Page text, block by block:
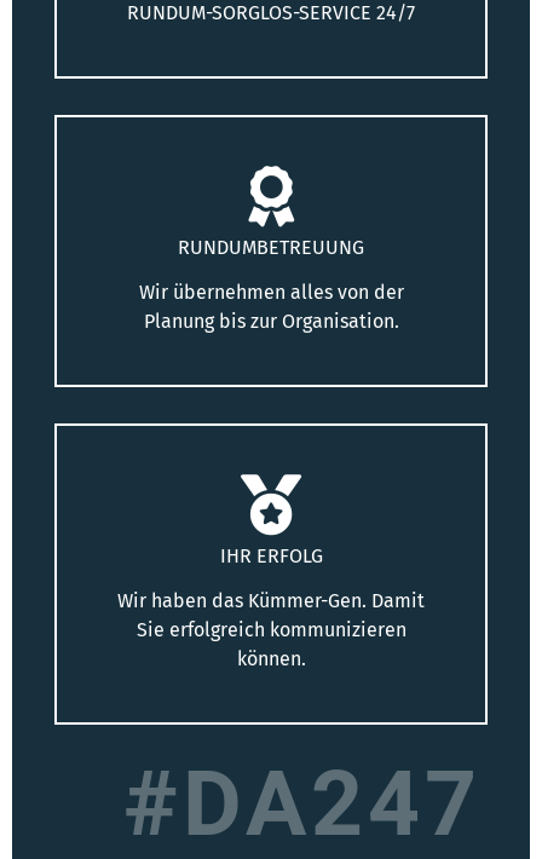
RUNDUM-SORGLOS-SERVICE 24/7
RUNDUMBETREUUNG
Wir übernehmen alles von der
Planung bis zur Organisation.
IHR ERFOLG
Wir haben das Kümmer-Gen. Damit
Sie erfolgreich kommunizieren
können.
#DA247